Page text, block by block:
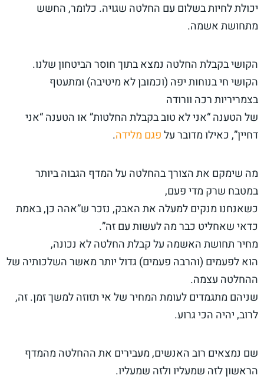
יכולת לחיות בשלום עם החלטה שגויה. כלומר, החשש
מתחושת אשמה.
הקושי בקבלת החלטה נמצא בתוך חוסר הביטחון שלנו.
הקושי חי בנוחות יפה (וכמובן לא מיטיבה) ומתעטף
בצמריריות רכה וורודה
של הטענה “אני לא טוב בקבלת החלטות” או הטענה “אני
דחיין”, כאילו מדובר עלפגם מלידה.
מה שימקם את הצורך בהחלטה על המדף הגבוה ביותר
במטבח שרק מדי פעם,
כשאנחנו מנקים למעלה את האבק, נזכר ש”אהה כן, באמת
כדאי שאחליט כבר מה לעשות עם זה”.
מחיר תחושת האשמה על קבלת החלטה לא נכונה,
הוא לפעמים (והרבה פעמים) גדול יותר מאשר השלכותיה של
ההחלטה עצמה.
שניהם מתגמדים לעומת המחיר של אי תזוזה למשך זמן. זה,
לרוב, יהיה הכי גרוע.
שם נמצאים רוב האנשים, מעבירים את ההחלטה מהמדף
הראשון לזה שמעליו ולזה שמעליו.